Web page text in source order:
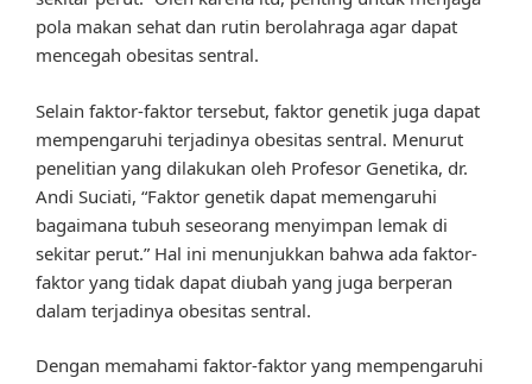
pola makan sehat dan rutin berolahraga agar dapat
mencegah obesitas sentral.
Selain faktor-faktor tersebut, faktor genetik juga dapat
mempengaruhi terjadinya obesitas sentral. Menurut
penelitian yang dilakukan oleh Profesor Genetika, dr.
Andi Suciati, “Faktor genetik dapat memengaruhi
bagaimana tubuh seseorang menyimpan lemak di
sekitar perut.” Hal ini menunjukkan bahwa ada faktor-
faktor yang tidak dapat diubah yang juga berperan
dalam terjadinya obesitas sentral.
Dengan memahami faktor-faktor yang mempengaruhi